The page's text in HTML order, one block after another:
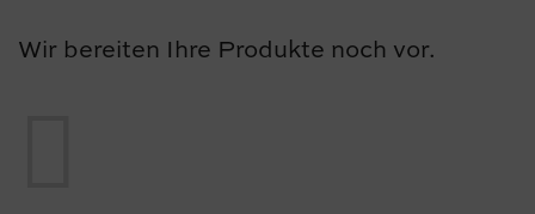
Wir bereiten Ihre Produkte noch vor.